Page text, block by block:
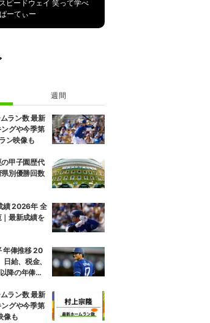
ピードウェイ 笑って学べ
ーてぃー
週間
ラン数 最新
グや今季第
ン映像も
の甲子園歴代
別優勝回数
績 2026年 全
最新成績を
年俸推移 20
給、税金、
降の年俸推
ラン数 最新
グや今季第
像も